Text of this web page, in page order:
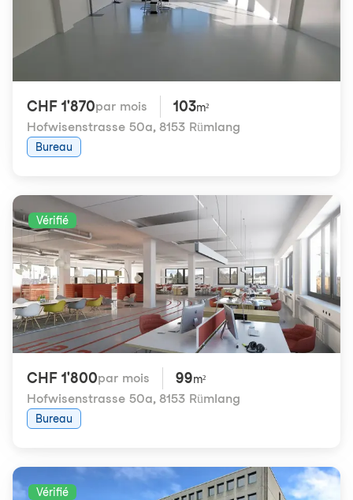
CHF 1'870par mois 103m²
Hofwisenstrasse 50a, 8153 Rümlang
Bureau
Vérifié
CHF 1'800par mois 99m²
Hofwisenstrasse 50a, 8153 Rümlang
Bureau
Vérifié